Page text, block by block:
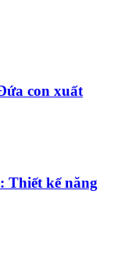
con xuất
Thiết kế năng